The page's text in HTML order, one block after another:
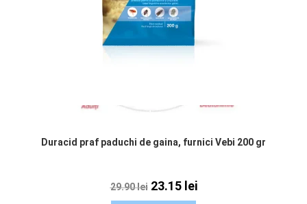
Duracid praf paduchi de gaina, furnici Vebi 200 gr
29.90lei 23.15 lei